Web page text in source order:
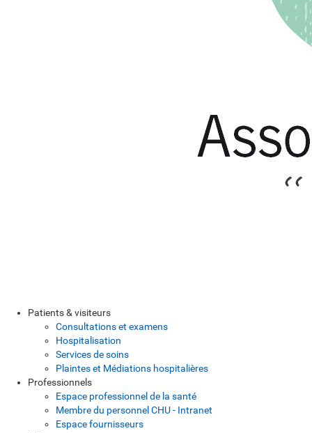
Patients & visiteurs
Consultations et examens
Hospitalisation
Services de soins
Plaintes et Médiations hospitalières
Professionnels
Espace professionnel de la santé
Membre du personnel CHU - Intranet
Espace fournisseurs